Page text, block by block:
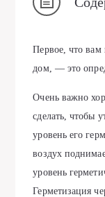
Первое, что вам
дом, — это
Очень важно
сделать, чтобы
уровень его
воздух
уровень
Герметизация